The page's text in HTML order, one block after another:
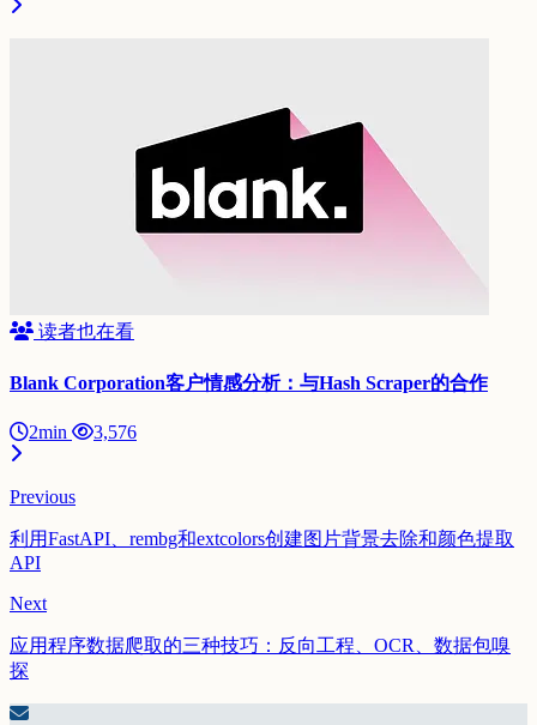
读者也在看
Blank Corporation客户情感分析：与Hash Scraper的合作
2min 3,576
Previous
利用FastAPI、rembg和extcolors创建图片背景去除和颜色提取
API
Next
应用程序数据爬取的三种技巧：反向工程、OCR、数据包嗅
探